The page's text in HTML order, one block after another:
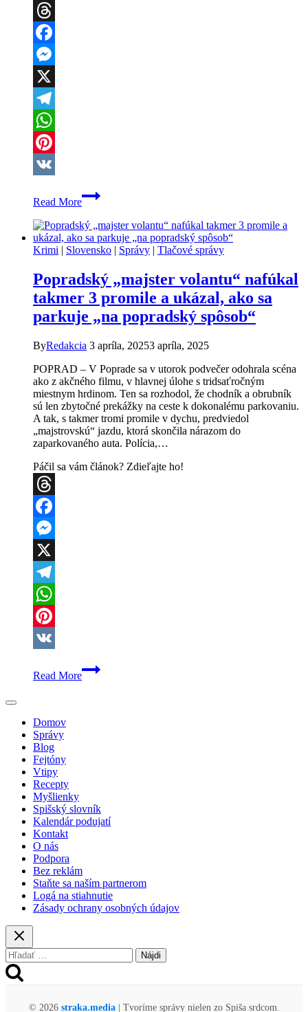
Threads
Facebook
Messenger
X
Telegram
WhatsApp
Pinterest
Read More
Popradčan
s
promile,
ďalší
zaspal
volantom.
Polícia
zasahovala
Krimi | Slovensko | Správy | Tlačové správy
Popradský „majster volantu“ nafúkal
takmer 3 promile a ukázal, ako sa
parkuje „na popradský spôsob“
ByRedakcia 3 apríla, 20253 apríla, 2025
POPRAD – V Poprade sa v utorok podvečer odohrala scéna
ako z akčného filmu, v hlavnej úlohe s tridsaťročným
miestnym hrdinom. Ten sa rozhodol, že chodník a obrubník
sú len zbytočné prekážky na ceste k dokonalému parkovaniu.
A tak, s takmer tromi promile v dychu, predviedol
„majstrovskú“ jazdu, ktorá skončila nárazom do
zaparkovaného auta. Polícia,…
Páčil sa vám článok? Zdieľajte ho!
Threads
Facebook
Messenger
X
Telegram
WhatsApp
Pinterest
Read More
Popradský
„majster
„na
popradský
Domov
Správy
Blog
Fejtóny
Vtipy
Recepty
Myšlienky
Spišský slovník
Kalendár podujatí
Kontakt
O nás
Podpora
Bez reklám
Staňte sa naším partnerom
Logá na stiahnutie
Zásady ochrany osobných údajov
Hľadať:
© 2026 straka.media| Tvoríme správy nielen zo Spiša srdcom.